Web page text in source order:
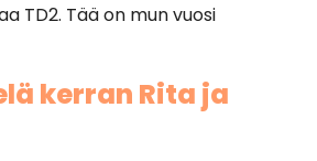
TD2. Tää on mun vuosi
kerran Rita ja